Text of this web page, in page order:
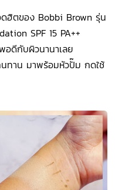
ฮิตของ Bobbi Brown รุ่น
SPF 15 PA++
ดีกับผิวนานาเลย
ทาน มาพร้อมหัวปั๊ม กดใช้